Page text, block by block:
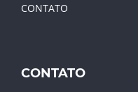
CONTATO
CONTATO